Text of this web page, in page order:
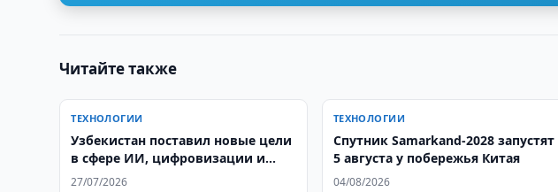
Читайте также
ТЕХНОЛОГИИ
Узбекистан поставил новые цели
в сфере ИИ, цифровизации и
электронных госуслуг
27/07/2026
ТЕХНОЛОГИИ
Спутник Samarkand-2028 запустят
5 августа у побережья Китая
04/08/2026